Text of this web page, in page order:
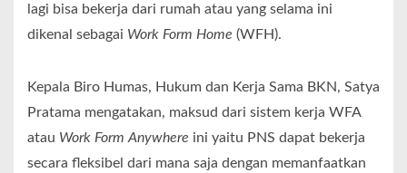
lagi bisa bekerja dari rumah atau yang selama ini
dikenal sebagai Work Form Home (WFH).
Kepala Biro Humas, Hukum dan Kerja Sama BKN, Satya
Pratama mengatakan, maksud dari sistem kerja WFA
atau Work Form Anywhere ini yaitu PNS dapat bekerja
secara fleksibel dari mana saja dengan memanfaatkan